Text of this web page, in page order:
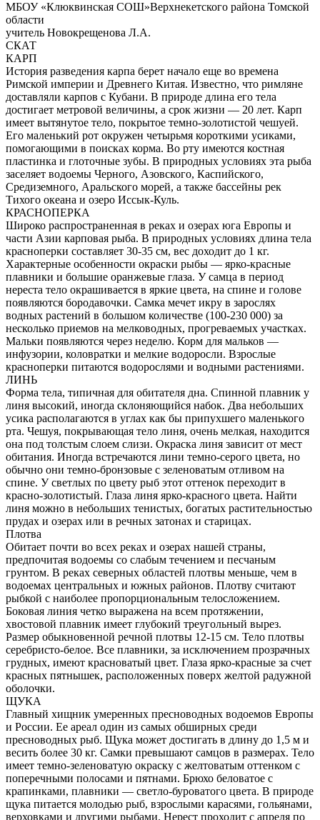
МБОУ «Клюквинская СОШ»Верхнекетского района Томской
области
учитель Новокрещенова Л.А.
СКАТ
КАРП
История разведения карпа берет начало еще во времена
Римской империи и Древнего Китая. Известно, что римляне
доставляли карпов с Кубани. В природе длина его тела
достигает метровой величины, а срок жизни — 20 лет. Карп
имеет вытянутое тело, покрытое темно-золотистой чешуей.
Его маленький рот окружен четырьмя короткими усиками,
помогающими в поисках корма. Во рту имеются костная
пластинка и глоточные зубы. В природных условиях эта рыба
заселяет водоемы Черного, Азовского, Каспийского,
Средиземного, Аральского морей, а также бассейны рек
Тихого океана и озеро Иссык-Куль.
КРАСНОПЕРКА
Широко распространенная в реках и озерах юга Европы и
части Азии карповая рыба. В природных условиях длина тела
красноперки составляет 30-35 см, вес доходит до 1 кг.
Характерные особенности окраски рыбы — ярко-красные
плавники и большие оранжевые глаза. У самца в период
нереста тело окрашивается в яркие цвета, на спине и голове
появляются бородавочки. Самка мечет икру в зарослях
водных растений в большом количестве (100-230 000) за
несколько приемов на мелководных, прогреваемых участках.
Мальки появляются через неделю. Корм для мальков —
инфузории, коловратки и мелкие водоросли. Взрослые
красноперки питаются водорослями и водными растениями.
ЛИНЬ
Форма тела, типичная для обитателя дна. Спинной плавник у
линя высокий, иногда склоняющийся набок. Два небольших
усика располагаются в углах как бы припухшего маленького
рта. Чешуя, покрывающая тело линя, очень мелкая, находится
она под толстым слоем слизи. Окраска линя зависит от мест
обитания. Иногда встречаются лини темно-серого цвета, но
обычно они темно-бронзовые с зеленоватым отливом на
спине. У светлых по цвету рыб этот оттенок переходит в
красно-золотистый. Глаза линя ярко-красного цвета. Найти
линя можно в небольших тенистых, богатых растительностью
прудах и озерах или в речных затонах и старицах.
Плотва
Обитает почти во всех реках и озерах нашей страны,
предпочитая водоемы со слабым течением и песчаным
грунтом. В реках северных областей плотвы меньше, чем в
водоемах центральных и южных районов. Плотву считают
рыбкой с наиболее пропорциональным телосложением.
Боковая линия четко выражена на всем протяжении,
хвостовой плавник имеет глубокий треугольный вырез.
Размер обыкновенной речной плотвы 12-15 см. Тело плотвы
серебристо-белое. Все плавники, за исключением прозрачных
грудных, имеют красноватый цвет. Глаза ярко-красные за счет
красных пятнышек, расположенных поверх желтой радужной
оболочки.
ЩУКА
Главный хищник умеренных пресноводных водоемов Европы
и России. Ее ареал один из самых обширных среди
пресноводных рыб. Щука может достигать в длину до 1,5 м и
весить более 30 кг. Самки превышают самцов в размерах. Тело
имеет темно-зеленоватую окраску с желтоватым оттенком с
поперечными полосами и пятнами. Брюхо беловатое с
крапинками, плавники — светло-буроватого цвета. В природе
щука питается молодью рыб, взрослыми карасями, гольянами,
верховками и другими рыбами. Нерест проходит с апреля по